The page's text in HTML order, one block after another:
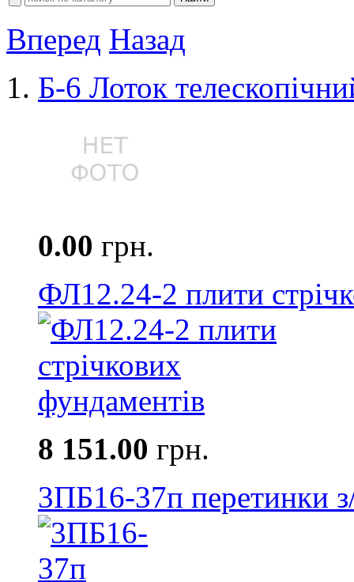
Вперед Назад
Б-6 Лоток
0.00 грн.
ФЛ12.24-2 плити
8 151.00 грн.
3ПБ16-37п перетинки